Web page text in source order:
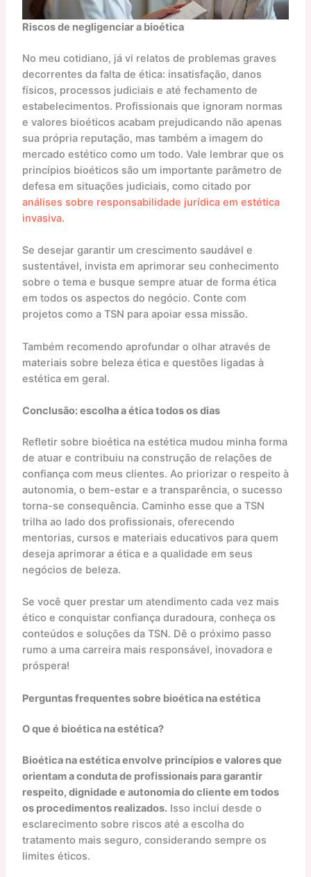
Riscos de negligenciar a bioética
No meu cotidiano, já vi relatos de problemas graves
decorrentes da falta de ética: insatisfação, danos
físicos, processos judiciais e até fechamento de
estabelecimentos. Profissionais que ignoram normas
e valores bioéticos acabam prejudicando não apenas
sua própria reputação, mas também a imagem do
mercado estético como um todo. Vale lembrar que os
princípios bioéticos são um importante parâmetro de
defesa em situações judiciais, como citado por
análises sobre responsabilidade jurídica em estética
invasiva.
Se desejar garantir um crescimento saudável e
sustentável, invista em aprimorar seu conhecimento
sobre o tema e busque sempre atuar de forma ética
em todos os aspectos do negócio. Conte com
projetos como a TSN para apoiar essa missão.
Também recomendo aprofundar o olhar através de
materiais sobre beleza ética e questões ligadas à
estética em geral.
Conclusão: escolha a ética todos os dias
Refletir sobre bioética na estética mudou minha forma
de atuar e contribuiu na construção de relações de
confiança com meus clientes. Ao priorizar o respeito à
autonomia, o bem-estar e a transparência, o sucesso
torna-se consequência. Caminho esse que a TSN
trilha ao lado dos profissionais, oferecendo
mentorias, cursos e materiais educativos para quem
deseja aprimorar a ética e a qualidade em seus
negócios de beleza.
Se você quer prestar um atendimento cada vez mais
ético e conquistar confiança duradoura, conheça os
conteúdos e soluções da TSN. Dê o próximo passo
rumo a uma carreira mais responsável, inovadora e
próspera!
Perguntas frequentes sobre bioética na estética
O que é bioética na estética?
Bioética na estética envolve princípios e valores que
orientam a conduta de profissionais para garantir
respeito, dignidade e autonomia do cliente em todos
os procedimentos realizados.Isso inclui desde o
esclarecimento sobre riscos até a escolha do
tratamento mais seguro, considerando sempre os
limites éticos.